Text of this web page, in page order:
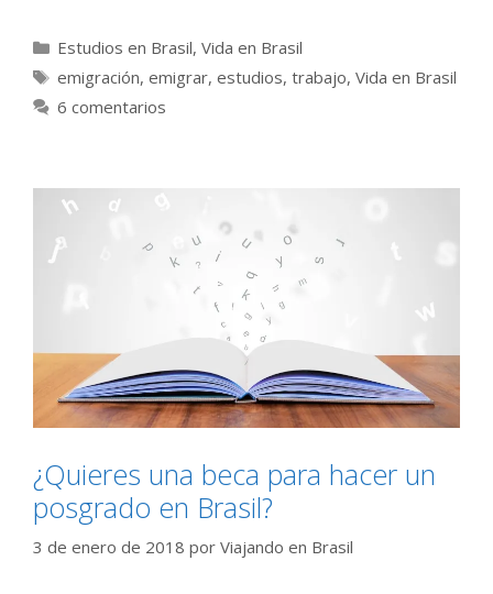
Categorías
Estudios en Brasil, Vida en Brasil
Etiquetas
emigración, emigrar, estudios, trabajo, Vida en Brasil
6 comentarios
¿Quieres una beca para hacer un
posgrado en Brasil?
3 de enero de 2018 por Viajando en Brasil